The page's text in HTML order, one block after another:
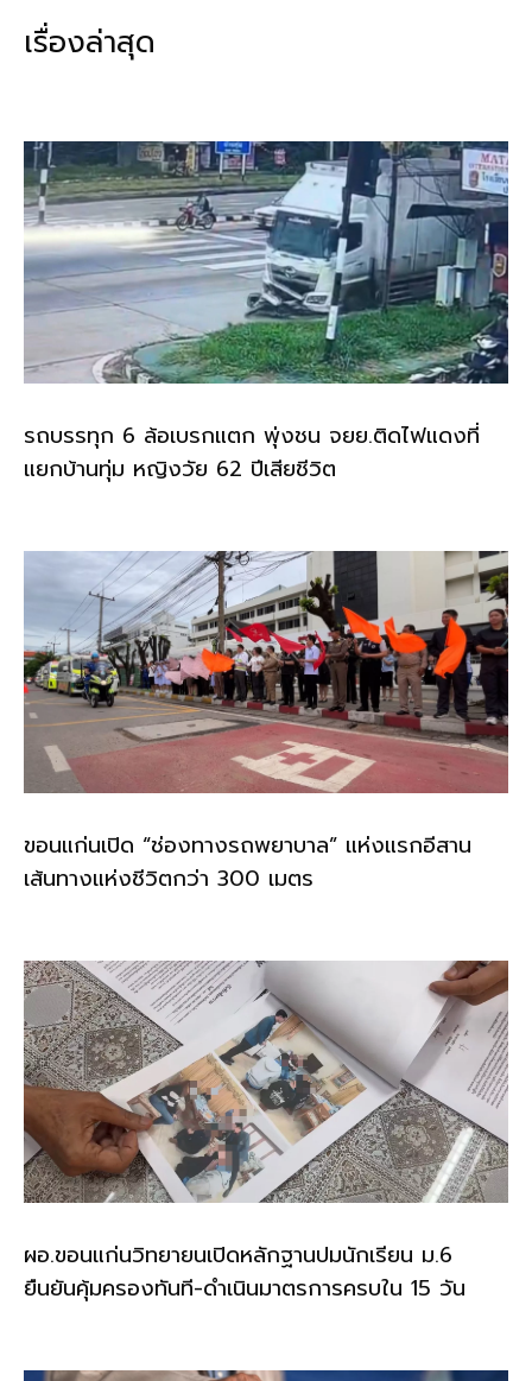
k
เรื่องล่าสุด
รถบรรทุก 6 ล้อเบรกแตก พุ่งชน จยย.ติดไฟแดงที่
แยกบ้านทุ่ม หญิงวัย 62 ปีเสียชีวิต
ขอนแก่นเปิด “ช่องทางรถพยาบาล” แห่งแรกอีสาน
เส้นทางแห่งชีวิตกว่า 300 เมตร
ผอ.ขอนแก่นวิทยายนเปิดหลักฐานปมนักเรียน ม.6
ยืนยันคุ้มครองทันที-ดำเนินมาตรการครบใน 15 วัน